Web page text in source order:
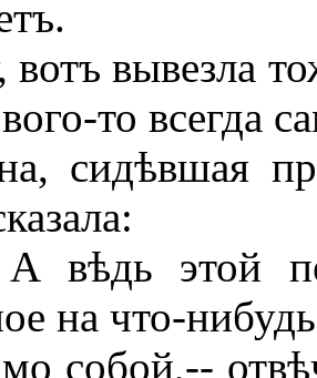
вывезла
то всегда
сидѣвшая
этой
на что-
собой,--